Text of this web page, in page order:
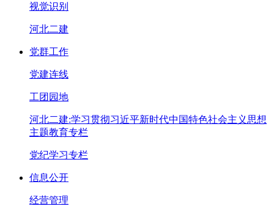
视觉识别
河北二建
党群工作
党建连线
工团园地
河北二建:学习贯彻习近平新时代中国特色社会主义思想
主题教育专栏
党纪学习专栏
信息公开
经营管理